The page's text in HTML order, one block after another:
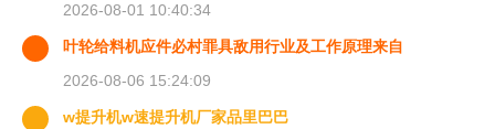
2026-08-01 10:40:34
叶轮给料机应件必村罪具敌用行业及工作原理来自
2026-08-06 15:24:09
w提升机w速提升机厂家品里巴巴